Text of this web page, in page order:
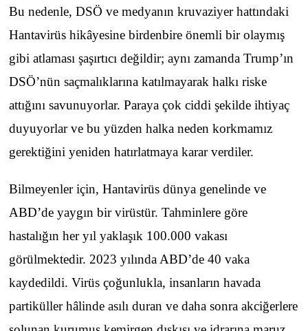
Bu nedenle, DSÖ ve medyanın kruvaziyer hattındaki
Hantavirüs hikâyesine birdenbire önemli bir olaymış
gibi atlaması şaşırtıcı değildir; aynı zamanda Trump’ın
DSÖ’nün saçmalıklarına katılmayarak halkı riske
attığını savunuyorlar. Paraya çok ciddi şekilde ihtiyaç
duyuyorlar ve bu yüzden halka neden korkmamız
gerektiğini yeniden hatırlatmaya karar verdiler.
Bilmeyenler için, Hantavirüs dünya genelinde ve
ABD’de yaygın bir virüstür. Tahminlere göre
hastalığın her yıl yaklaşık 100.000 vakası
görülmektedir. 2023 yılında ABD’de 40 vaka
kaydedildi. Virüs çoğunlukla, insanların havada
partiküller hâlinde asılı duran ve daha sonra akciğerlere